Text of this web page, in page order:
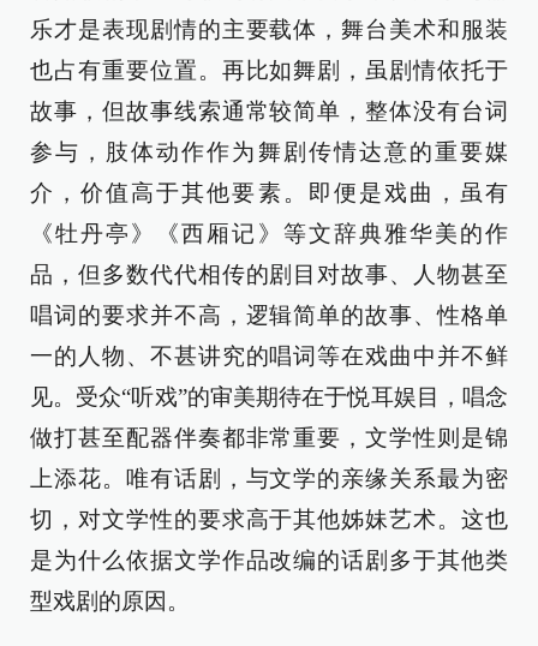
乐才是表现剧情的主要载体，舞台美术和服装
也占有重要位置。再比如舞剧，虽剧情依托于
故事，但故事线索通常较简单，整体没有台词
参与，肢体动作作为舞剧传情达意的重要媒
介，价值高于其他要素。即便是戏曲，虽有
《牡丹亭》《西厢记》等文辞典雅华美的作
品，但多数代代相传的剧目对故事、人物甚至
唱词的要求并不高，逻辑简单的故事、性格单
一的人物、不甚讲究的唱词等在戏曲中并不鲜
见。受众“听戏”的审美期待在于悦耳娱目，唱念
做打甚至配器伴奏都非常重要，文学性则是锦
上添花。唯有话剧，与文学的亲缘关系最为密
切，对文学性的要求高于其他姊妹艺术。这也
是为什么依据文学作品改编的话剧多于其他类
型戏剧的原因。